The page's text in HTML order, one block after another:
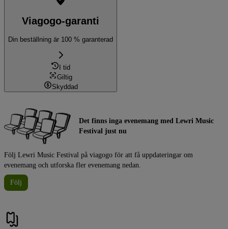
Viagogo-garanti
Din beställning är 100 % garanterad
I tid
Giltig
Skyddad
Det finns inga evenemang med Lewri Music
Festival just nu
Följ Lewri Music Festival på viagogo för att få uppdateringar om
evenemang och utforska fler evenemang nedan.
Följ